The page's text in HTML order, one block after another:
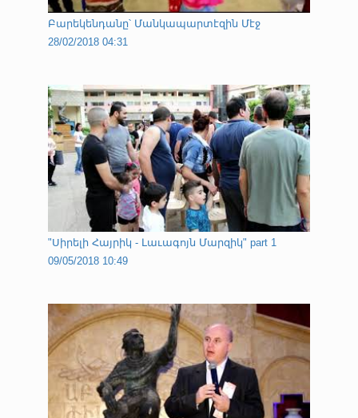
Բարեկենդանը՝ Մանկապարտէզին Մէջ
28/02/2018 04:31
"Սիրելի Հայրիկ - Լաւագոյն Մարզիկ" part 1
09/05/2018 10:49